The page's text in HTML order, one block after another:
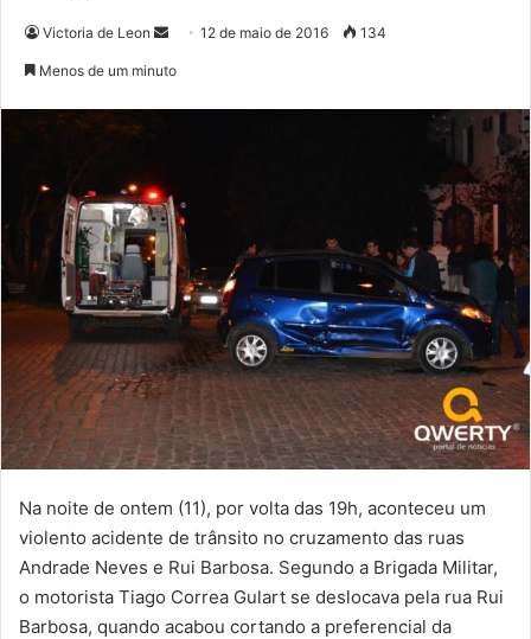
Victoria de Leon
Mande12 de maio de 2016 134
Menos de um minuto
Na noite de ontem (11), por volta das 19h, aconteceu um
violento acidente de trânsito no cruzamento das ruas
Andrade Neves e Rui Barbosa. Segundo a Brigada Militar,
o motorista Tiago Correa Gulart se deslocava pela rua Rui
Barbosa, quando acabou cortando a preferencial da